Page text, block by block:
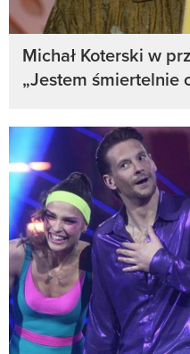
Michał Koterski w
„Jestem śmiertelnie